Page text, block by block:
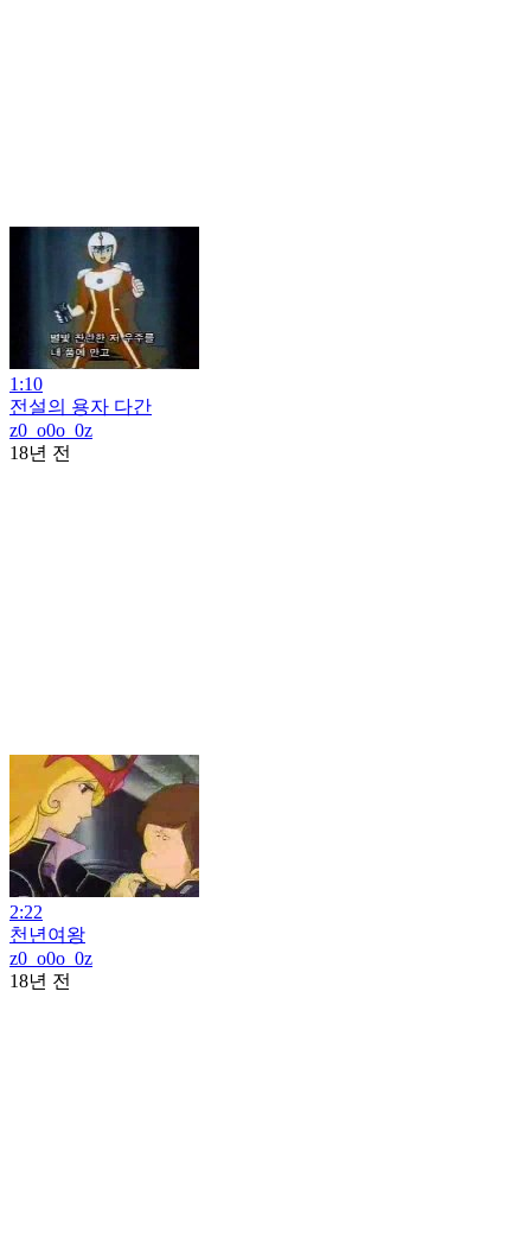
1:10
전설의 용자 다간
z0_o0o_0z
18년 전
2:22
천년여왕
z0_o0o_0z
18년 전